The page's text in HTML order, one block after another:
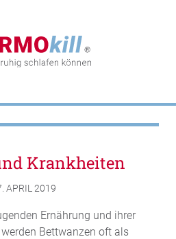
Krankheiten
APRIL 2019
Ernährung und ihrer
Bettwanzen oft als